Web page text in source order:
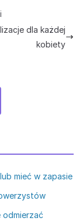
dla każdej
kobiety
mieć w zapasie
odmierzać